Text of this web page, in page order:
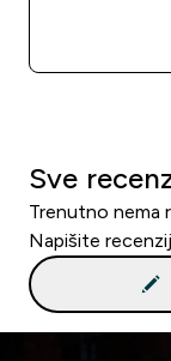
Sve
Trenutno nema
Napišite